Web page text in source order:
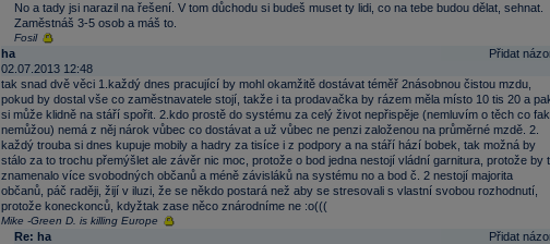
No a tady jsi narazil na řešení. V tom důchodu si budeš muset ty lidi, co na tebe budou dělat, sehnat.
Zaměstnáš 3-5 osob a máš to.
Fosil
Přidat
ha
02.07.2013 12:48
tak snad dvě věci 1.každý dnes pracující by mohl okamžitě dostávat téměř 2násobnou čistou mzdu,
pokud by dostal vše co zaměstnavatele stojí, takže i ta prodavačka by rázem měla místo 10 tis 20 a
si může klidně na stáří spořit. 2.kdo prostě do systému za celý život nepřispěje (nemluvím o těch co
nemůžou) nemá z něj nárok vůbec co dostávat a už vůbec ne penzi založenou na průměrné mzdě. 2.
každý trouba si dnes kupuje mobily a hadry za tisíce i z podpory a na stáří hází bobek, tak možná by
stálo za to trochu přemýšlet ale závěr nic moc, protože o bod jedna nestojí vládní garnitura, protože by
znamenalo více svobodných občanů a méně závisláků na systému no a bod č. 2 nestojí majorita
občanů, páč raději, žijí v iluzi, že se někdo postará než aby se stresovali s vlastní svobou rozhodnutí,
protože koneckonců, kdyžtak zase něco znárodníme ne :o(((
Mike -Green D. is killing Europe
Přidat
Re: ha